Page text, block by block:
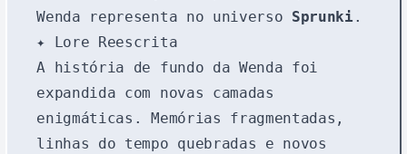
Wenda representa no universo Sprunki .
✦ Lore Reescrita
A história de fundo da Wenda foi
expandida com novas camadas
enigmáticas. Memórias fragmentadas,
linhas do tempo quebradas e novos